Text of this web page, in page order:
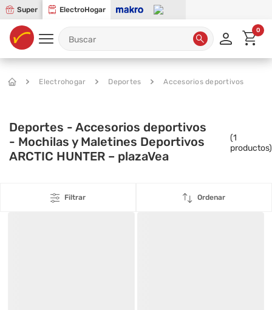
Super ElectroHogar
0
Electrohogar Deportes Accesorios deportivos
Deportes - Accesorios deportivos
- Mochilas y Maletines Deportivos
ARCTIC HUNTER – plazaVea
(1
productos)
Filtrar Ordenar